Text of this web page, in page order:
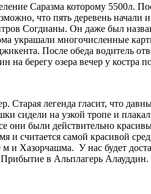
Саразма которому 5500л.
что пять деревень начали
Согдианы. Он даже был
украшали многочисленные
После обеда водитель
на берегу озера вечер у
Старая легенда гласит, что
сидели на узкой тропе и
они были действительно
считается самой красивой
Хазорчашма. У нас будет
в Альплагерь